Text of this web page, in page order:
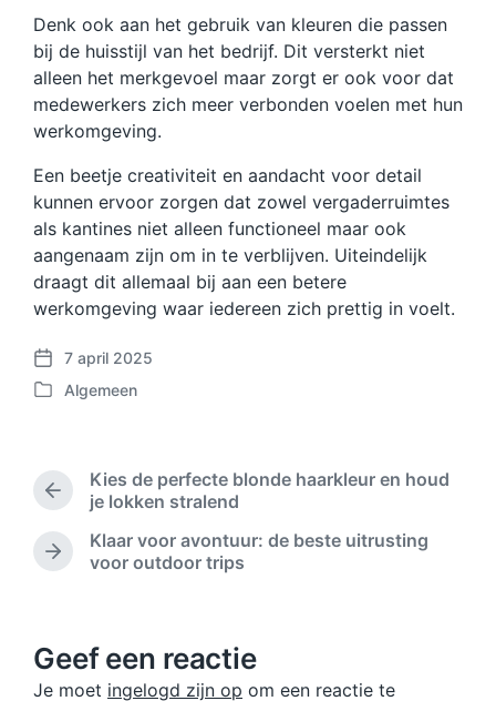
Denk ook aan het gebruik van kleuren die passen
bij de huisstijl van het bedrijf. Dit versterkt niet
alleen het merkgevoel maar zorgt er ook voor dat
medewerkers zich meer verbonden voelen met hun
werkomgeving.
Een beetje creativiteit en aandacht voor detail
kunnen ervoor zorgen dat zowel vergaderruimtes
als kantines niet alleen functioneel maar ook
aangenaam zijn om in te verblijven. Uiteindelijk
draagt dit allemaal bij aan een betere
werkomgeving waar iedereen zich prettig in voelt.
B
e
h
d
a
7 april 2025
G
a
t
s
Algemeen
V
r
i
r
Kies de perfecte blonde haarkleur en houd
je lokken stralend
V
e
n
d
Klaar voor avontuur: de beste uitrusting
voor outdoor trips
Geef een reactie
Je moet ingelogd zijn op om een reactie te